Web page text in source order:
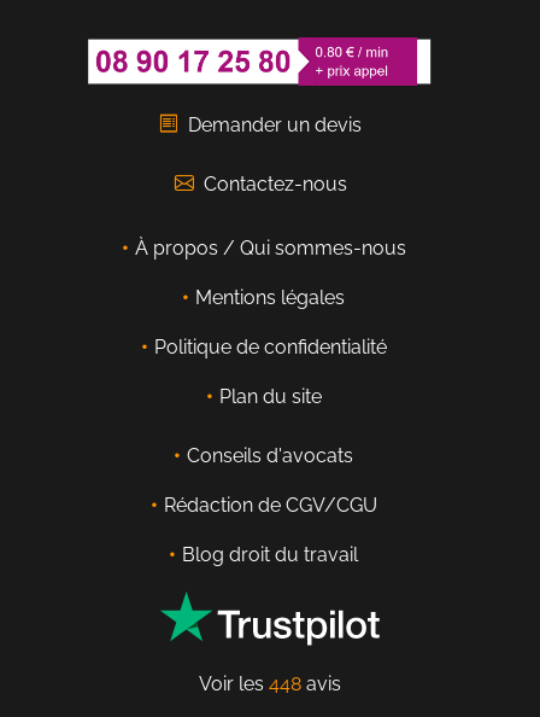
Demander un devis
Contactez-nous
À propos / Qui sommes-nous
Mentions légales
Politique de confidentialité
Plan du site
Conseils d'avocats
Rédaction de CGV/CGU
Blog droit du travail
Voir les 448 avis